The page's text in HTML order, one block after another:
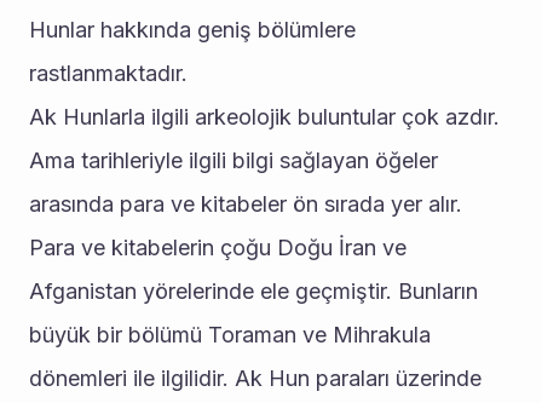
Hunlar hakkında geniş bölümlere
rastlanmaktadır.
Ak Hunlarla ilgili arkeolojik buluntular çok azdır.
Ama tarihleriyle ilgili bilgi sağlayan öğeler
arasında para ve kitabeler ön sırada yer alır.
Para ve kitabelerin çoğu Doğu İran ve
Afganistan yörelerinde ele geçmiştir. Bunların
büyük bir bölümü Toraman ve Mihrakula
dönemleri ile ilgilidir. Ak Hun paraları üzerinde